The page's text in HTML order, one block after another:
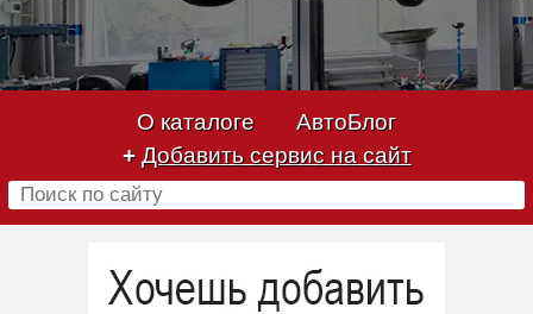
О каталоге
АвтоБлог
+ Добавить сервис на сайт